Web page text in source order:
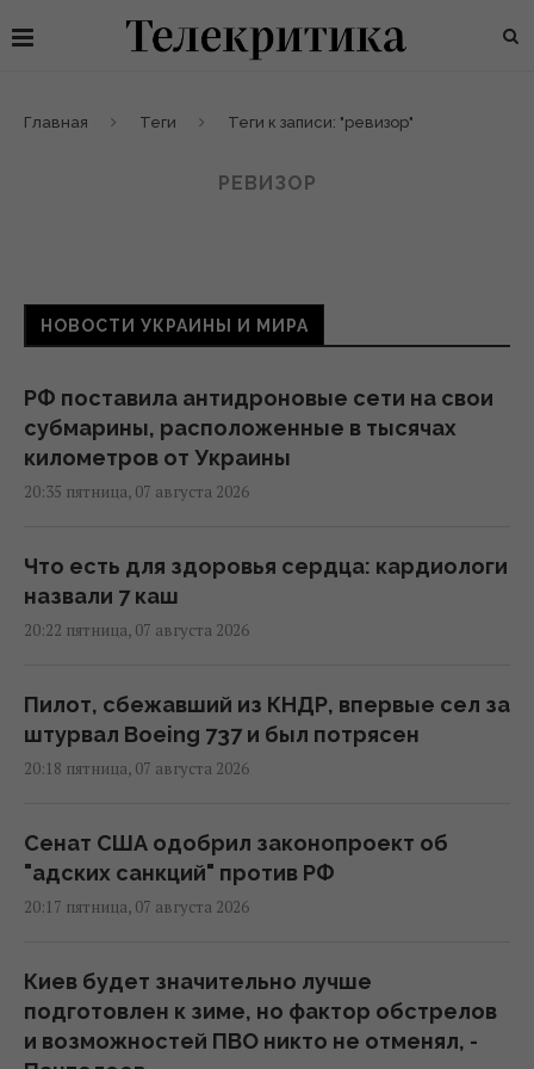
Главная Теги Теги к записи: "ревизор"
РЕВИЗОР
НОВОСТИ УКРАИНЫ И МИРА
РФ поставила антидроновые сети на свои
субмарины, расположенные в тысячах
километров от Украины
20:35 пятница, 07 августа 2026
Что есть для здоровья сердца: кардиологи
назвали 7 каш
20:22 пятница, 07 августа 2026
Пилот, сбежавший из КНДР, впервые сел за
штурвал Boeing 737 и был потрясен
20:18 пятница, 07 августа 2026
Сенат США одобрил законопроект об
"адских санкций" против РФ
20:17 пятница, 07 августа 2026
Киев будет значительно лучше
подготовлен к зиме, но фактор обстрелов
и возможностей ПВО никто не отменял, -